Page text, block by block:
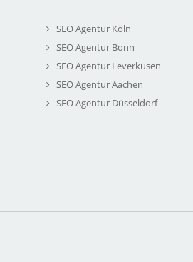
SEO Agentur Köln
SEO Agentur Bonn
SEO Agentur Leverkusen
SEO Agentur Aachen
SEO Agentur Düsseldorf